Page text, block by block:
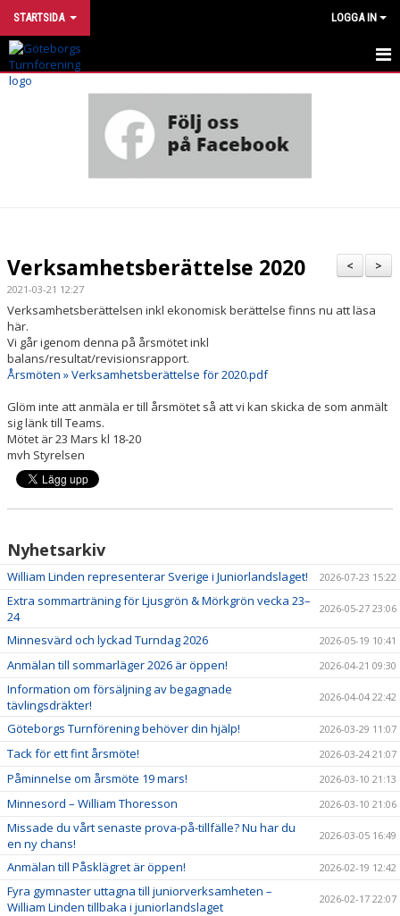
STARTSIDA LOGGA IN
INTRESSEANMÄLAN
UTVECKLINGSMODELL
STÖTTA TURN
FÖR DIG SOM ÄR MEDLEM
FÖR DIG SOM ÄR LEDARE
HALLSCHEMA VT2026
MAJVOLTEN
>
<
Verksamhetsberättelse 2020
2021-03-21 12:27
Verksamhetsberättelsen inkl ekonomisk berättelse finns nu att läsa
här.
Vi går igenom denna på årsmötet inkl
balans/resultat/revisionsrapport.
Årsmöten » Verksamhetsberättelse för 2020.pdf
Glöm inte att anmäla er till årsmötet så att vi kan skicka de som anmält
sig länk till Teams.
Mötet är 23 Mars kl 18-20
mvh Styrelsen
Nyhetsarkiv
William Linden representerar Sverige i Juniorlandslaget! 2026-07-23 15:22
Extra sommarträning för Ljusgrön & Mörkgrön vecka 23–
24
2026-05-27 23:06
Minnesvärd och lyckad Turndag 2026 2026-05-19 10:41
Anmälan till sommarläger 2026 är öppen! 2026-04-21 09:30
Information om försäljning av begagnade
tävlingsdräkter!
2026-04-04 22:42
Göteborgs Turnförening behöver din hjälp! 2026-03-29 11:07
Tack för ett fint årsmöte! 2026-03-24 21:07
Påminnelse om årsmöte 19 mars! 2026-03-10 21:13
Minnesord – William Thoresson 2026-03-10 21:06
Missade du vårt senaste prova-på-tillfälle? Nu har du
en ny chans!
2026-03-05 16:49
Anmälan till Påsklägret är öppen! 2026-02-19 12:42
Fyra gymnaster uttagna till juniorverksamheten –
William Linden tillbaka i juniorlandslaget
2026-02-17 22:07